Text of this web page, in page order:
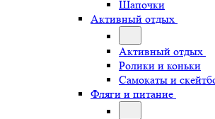
Шапочки
Активный отдых
Активный отдых
Ролики и коньки
Самокаты и
Фляги и питание